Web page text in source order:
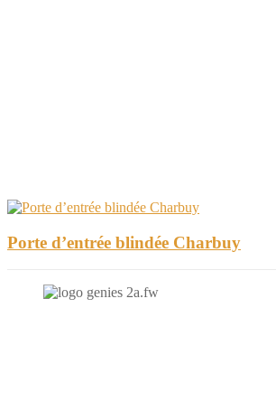
Porte d’entrée blindée Charbuy